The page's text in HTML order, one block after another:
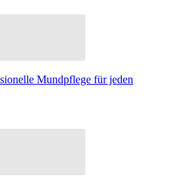
Mundpflege für jeden